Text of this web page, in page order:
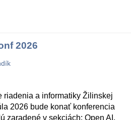
2026
riadenia a informatiky Žilinskej
2026 bude konať konferencia
zaradené v sekciách: Open AI,